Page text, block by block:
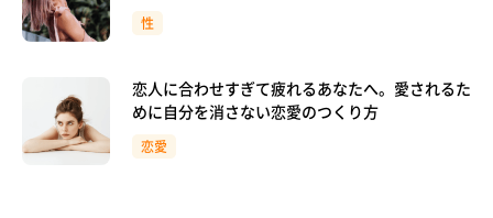
性
恋人に合わせすぎて疲れるあなたへ。愛されるた
めに自分を消さない恋愛のつくり方
恋愛